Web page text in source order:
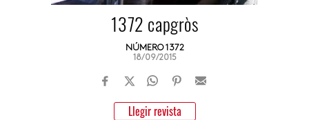
1372 capgròs
NÚMERO 1372
18/09/2015
Llegir revista